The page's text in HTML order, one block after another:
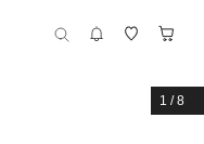
1 /8